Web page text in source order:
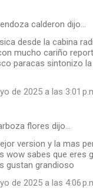
calderon dijo…
desde la cabina
mucho cariño
paracas sintonizo
de 2025 a las 3:01
flores dijo…
version y la mas
wow sabes que eres
gustan grandioso
de 2025 a las 4:06